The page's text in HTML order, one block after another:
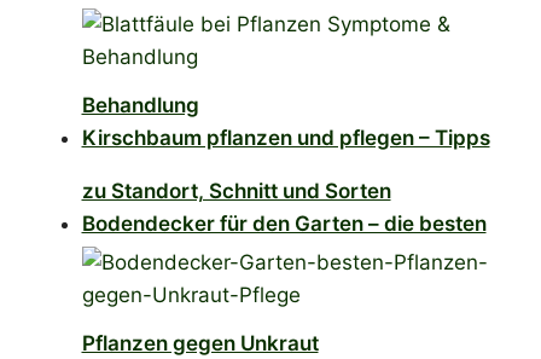
Behandlung
Kirschbaum pflanzen und pflegen – Tipps
zu Standort, Schnitt und Sorten
Bodendecker für den Garten – die besten
Pflanzen gegen Unkraut